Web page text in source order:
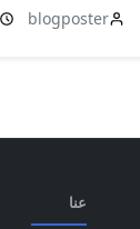
blogposter
عنا